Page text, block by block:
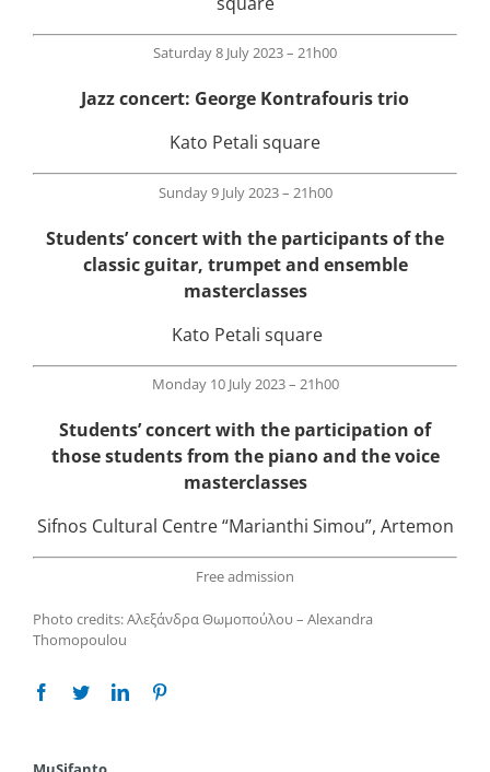
Saturday 8 July 2023 – 21h00
Jazz concert: George Kontrafouris trio
Kato Petali square
Sunday 9 July 2023 – 21h00
Students’ concert with the participants of the
classic guitar, trumpet and ensemble
masterclasses
Kato Petali square
Monday 10 July 2023 – 21h00
Students’ concert with the participation of
those students from the piano and the voice
masterclasses
Sifnos Cultural Centre “Marianthi Simou”, Artemon
Free admission
Photo credits: Αλεξάνδρα Θωμοπούλου – Alexandra
Thomopoulou
Facebook
TwitterLinkedin